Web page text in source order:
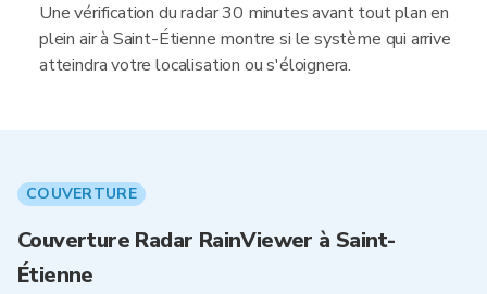
Une vérification du radar 30 minutes avant tout plan en
plein air à Saint-Étienne montre si le système qui arrive
atteindra votre localisation ou s'éloignera.
COUVERTURE
Couverture Radar RainViewer à Saint-
Étienne